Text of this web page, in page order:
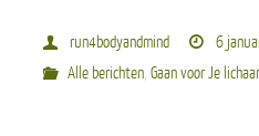
run4bodyandmind
6
Alle berichten, Gaan voor Je